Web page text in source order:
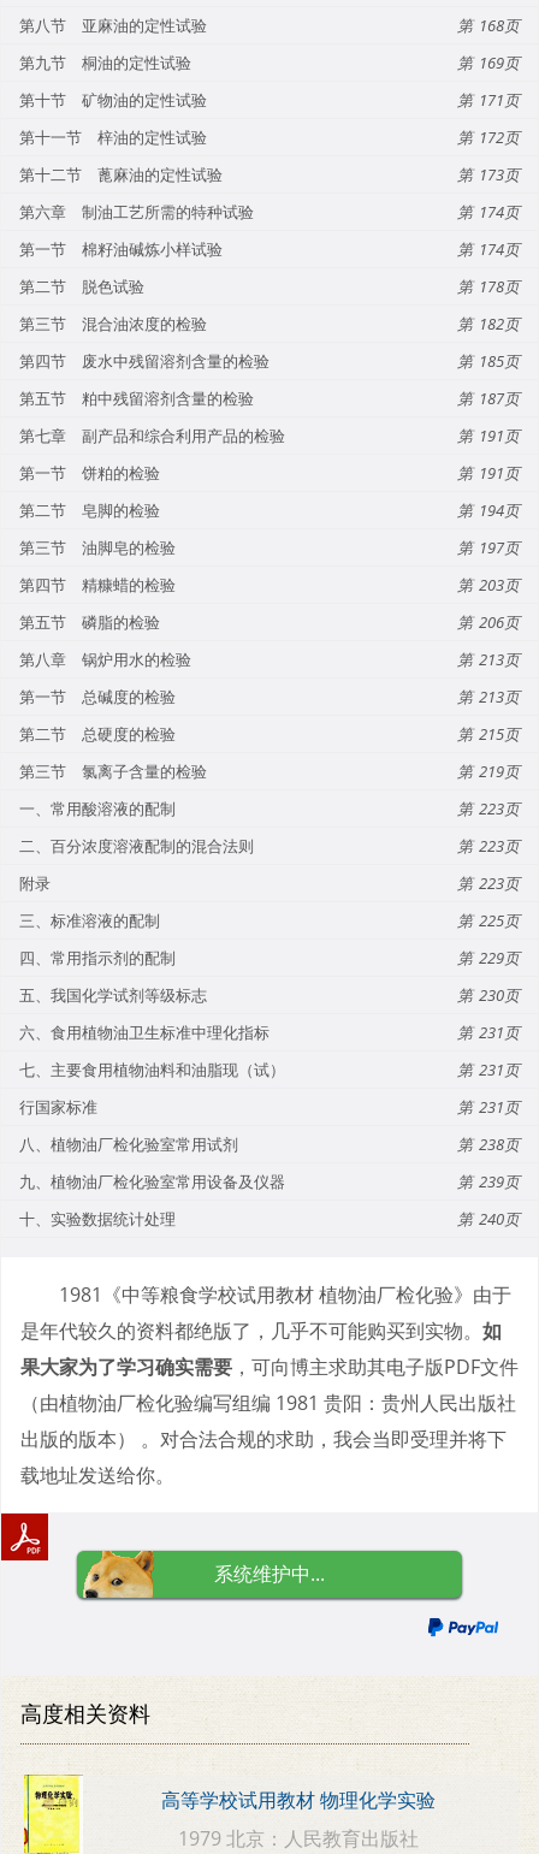
第八节 亚麻油的定性试验
168
第九节 桐油的定性试验
169
第十节 矿物油的定性试验
171
第十一节 梓油的定性试验
172
第十二节 蓖麻油的定性试验
173
第六章 制油工艺所需的特种试验
174
第一节 棉籽油碱炼小样试验
174
第二节 脱色试验
178
第三节 混合油浓度的检验
182
第四节 废水中残留溶剂含量的检验
185
第五节 粕中残留溶剂含量的检验
187
第七章 副产品和综合利用产品的检验
191
第一节 饼粕的检验
191
第二节 皂脚的检验
194
第三节 油脚皂的检验
197
第四节 精糠蜡的检验
203
第五节 磷脂的检验
206
第八章 锅炉用水的检验
213
第一节 总碱度的检验
213
第二节 总硬度的检验
215
第三节 氯离子含量的检验
219
一、常用酸溶液的配制
223
二、百分浓度溶液配制的混合法则
223
附录
223
三、标准溶液的配制
225
四、常用指示剂的配制
229
五、我国化学试剂等级标志
230
六、食用植物油卫生标准中理化指标
231
七、主要食用植物油料和油脂现（试）
231
行国家标准
231
八、植物油厂检化验室常用试剂
238
九、植物油厂检化验室常用设备及仪器
239
十、实验数据统计处理
240
1981《中等粮食学校试用教材 植物油厂检化验》由于
是年代较久的资料都绝版了，几乎不可能购买到实物。 如
果大家为了学习确实需要 ，可向博主求助其电子版PDF文件
（由植物油厂检化验编写组编 1981 贵阳：贵州人民出版社
出版的版本） 。对合法合规的求助，我会当即受理并将下
载地址发送给你。
系统维护中...
高度相关资料
高等学校试用教材 物理化学实验
1979 北京：人民教育出版社